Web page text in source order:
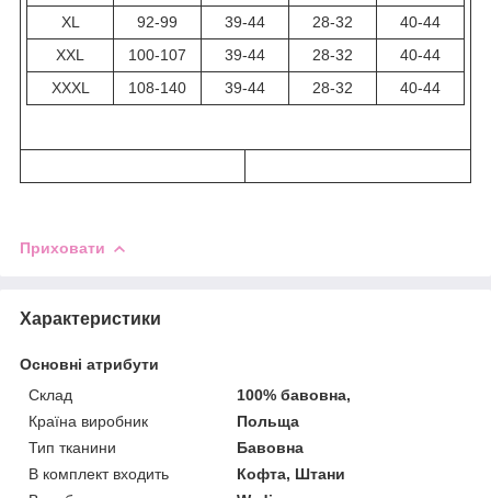
XL
92-99 39-44 28-32
40-44
XXL
100-107 39-44 28-32
40-44
XXXL
108-140 39-44 28-32 40-44
Приховати
Характеристики
Основні атрибути
Склад
100% бавовна,
Країна виробник
Польща
Тип тканини
Бавовна
В комплект входить
Кофта, Штани